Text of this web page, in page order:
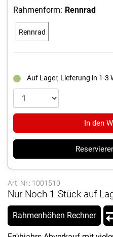
Rahmenform: Rennrad
Rennrad
Auf Lager, Lieferung in 1-3
In den
Art. Nr.: 1001510
Nur Noch 1 Stück auf
Rahmenhöhen Rechner